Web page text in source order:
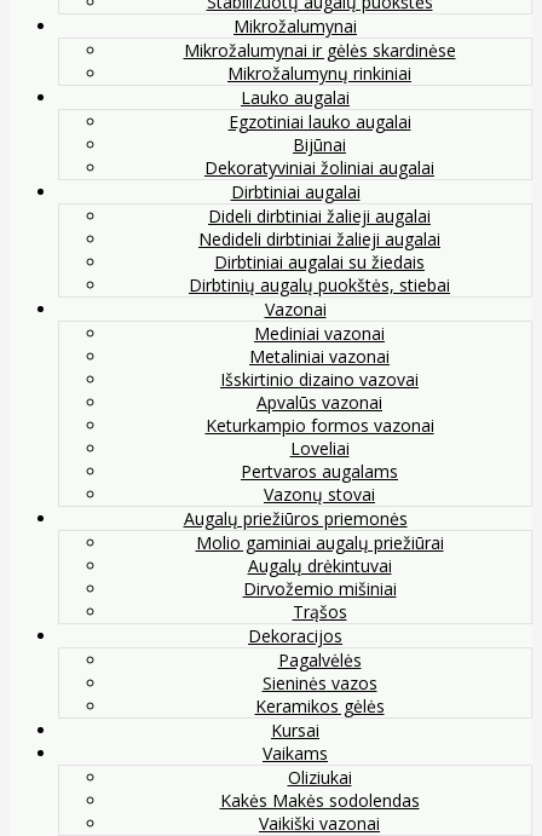
Mikrožalumynai
Mikrožalumynai ir gėlės skardinėse
Mikrožalumynų rinkiniai
Lauko augalai
Egzotiniai lauko augalai
Bijūnai
Dekoratyviniai žoliniai augalai
Dirbtiniai augalai
Dideli dirbtiniai žalieji augalai
Nedideli dirbtiniai žalieji augalai
Dirbtiniai augalai su žiedais
Dirbtinių augalų puokštės, stiebai
Vazonai
Mediniai vazonai
Metaliniai vazonai
Išskirtinio dizaino vazovai
Apvalūs vazonai
Keturkampio formos vazonai
Loveliai
Pertvaros augalams
Vazonų stovai
Augalų priežiūros priemonės
Molio gaminiai augalų priežiūrai
Augalų drėkintuvai
Dirvožemio mišiniai
Trąšos
Dekoracijos
Pagalvėlės
Sieninės vazos
Keramikos gėlės
Kursai
Vaikams
Oliziukai
Kakės Makės sodolendas
Vaikiški vazonai